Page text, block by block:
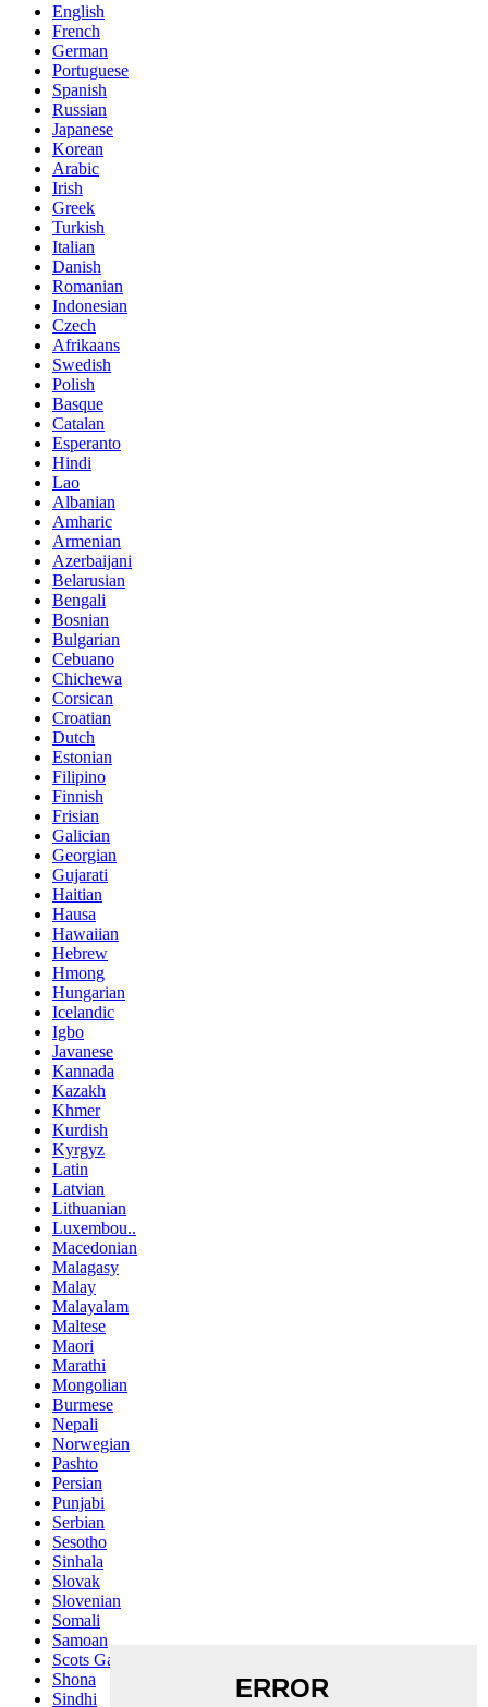
English
French
German
Portuguese
Spanish
Russian
Japanese
Korean
Arabic
Irish
Greek
Turkish
Italian
Danish
Romanian
Indonesian
Czech
Afrikaans
Swedish
Polish
Basque
Catalan
Esperanto
Hindi
Lao
Albanian
Amharic
Armenian
Azerbaijani
Belarusian
Bengali
Bosnian
Bulgarian
Cebuano
Chichewa
Corsican
Croatian
Dutch
Estonian
Filipino
Finnish
Frisian
Galician
Georgian
Gujarati
Haitian
Hausa
Hawaiian
Hebrew
Hmong
Hungarian
Icelandic
Igbo
Javanese
Kannada
Kazakh
Khmer
Kurdish
Kyrgyz
Latin
Latvian
Lithuanian
Luxembou..
Macedonian
Malagasy
Malay
Malayalam
Maltese
Maori
Marathi
Mongolian
Burmese
Nepali
Norwegian
Pashto
Persian
Punjabi
Serbian
Sesotho
Sinhala
Slovak
Slovenian
Somali
Samoan
Scots Gaelic
Shona
Sindhi